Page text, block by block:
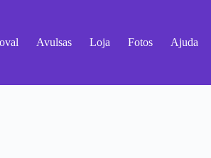
Avulsas Loja Fotos Ajuda